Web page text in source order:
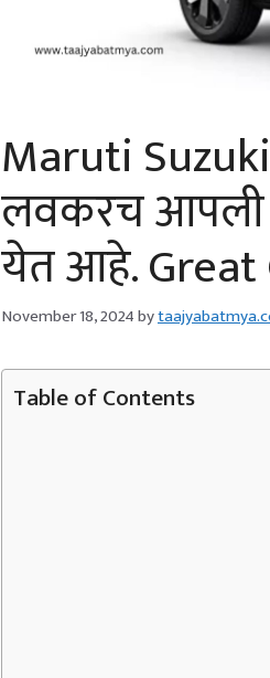
Maruti
लवकरच आपली
येत आहे. Great
November 18, 2024by
Table of Contents